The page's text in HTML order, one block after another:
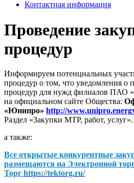
Контактная информация
Проведение
процедур
Информируем потенциальных
процедур о том, что уведомления о
процедур для нужд филиалов ПАО
на официальном сайте Общества:
«Юнипро» http://
Раздел «Закупки МТР, работ, услуг».
а также:
Все открытые конкурентные
размещаются на Электронной
Торг https://tektorg.ru/